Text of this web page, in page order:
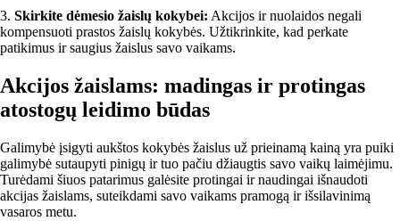
3. Skirkite dėmesio žaislų kokybei: Akcijos ir nuolaidos negali
kompensuoti prastos žaislų kokybės. Užtikrinkite, kad perkate
patikimus ir saugius žaislus savo vaikams.
Akcijos žaislams: madingas ir protingas
atostogų leidimo būdas
Galimybė įsigyti aukštos kokybės žaislus už prieinamą kainą yra puiki
galimybė sutaupyti pinigų ir tuo pačiu džiaugtis savo vaikų laimėjimu.
Turėdami šiuos patarimus galėsite protingai ir naudingai išnaudoti
akcijas žaislams, suteikdami savo vaikams pramogą ir išsilavinimą
vasaros metu.